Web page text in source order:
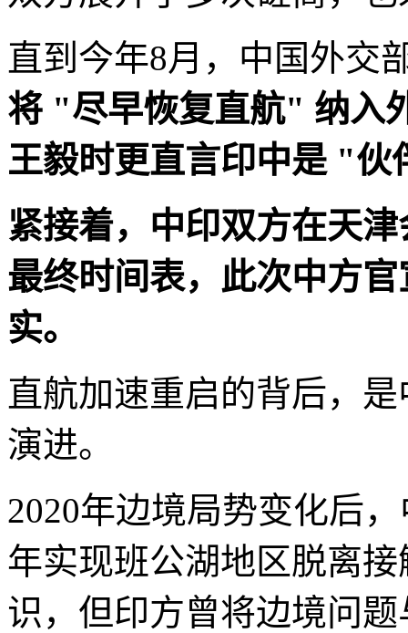
直到今年8月，中国外交
将 "尽早恢复直航" 纳入
王毅时更直言印中是 "伙
紧接着，中印双方在天
最终时间表，此次中方
实。
直航加速重启的背后，
演进。
2020年边境局势变化后
年实现班公湖地区脱离
识，但印方曾将边境问